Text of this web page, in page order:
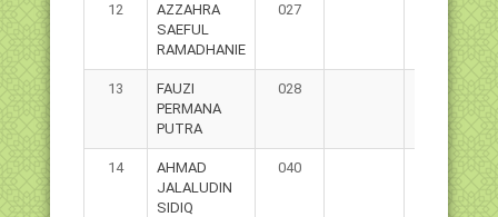
12
AZZAHRA
SAEFUL
RAMADHANIE
027
13
FAUZI
PERMANA
PUTRA
028
14
AHMAD
JALALUDIN
SIDIQ
040